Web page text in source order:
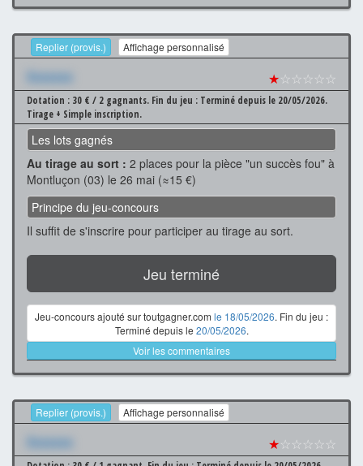
Replier (provis.) Affichage personnalisé
Xxxxxxx ★☆☆☆☆☆
Dotation : 30 € / 2 gagnants. Fin du jeu : Terminé depuis le 20/05/2026.
Tirage + Simple inscription.
Les lots gagnés
Au tirage au sort : 2 places pour la pièce "un succès fou" à
Montluçon (03) le 26 mai (≈15 €)
Principe du jeu-concours
Il suffit de s'inscrire pour participer au tirage au sort.
Jeu terminé
Jeu-concours ajouté sur toutgagner.com le 18/05/2026. Fin du jeu :
Terminé depuis le 20/05/2026.
Voir les commentaires
Replier (provis.) Affichage personnalisé
Xxxxxxx ★☆☆☆☆☆